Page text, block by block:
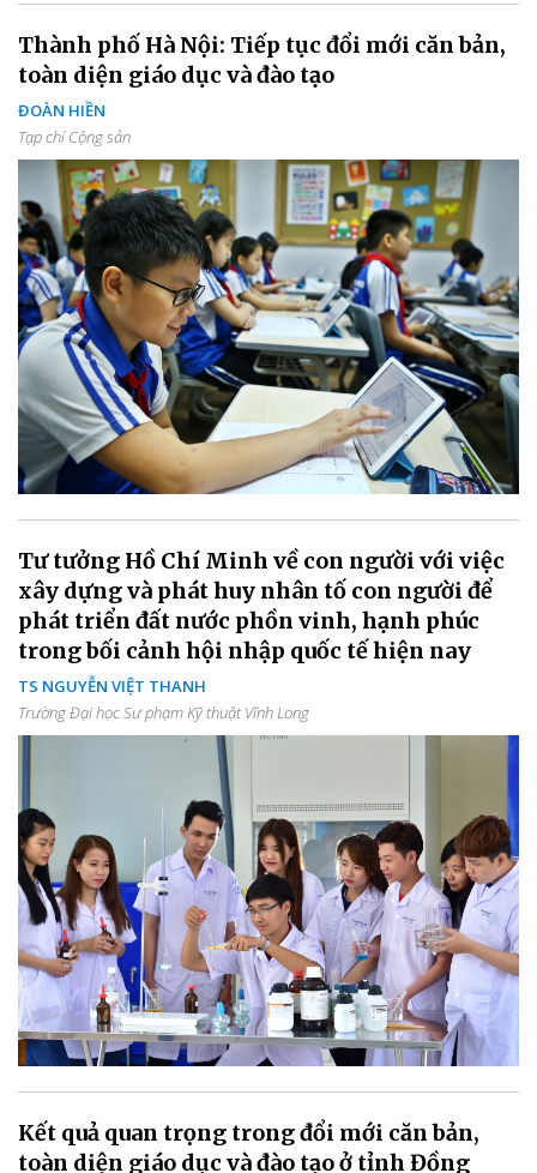
Thành phố Hà Nội: Tiếp tục đổi mới căn bản,
toàn diện giáo dục và đào tạo
ĐOÀN HIỀN
Tạp chí Cộng sản
Tư tưởng Hồ Chí Minh về con người với việc
xây dựng và phát huy nhân tố con người để
phát triển đất nước phồn vinh, hạnh phúc
trong bối cảnh hội nhập quốc tế hiện nay
TS NGUYỄN VIỆT THANH
Trường Đại học Sư phạm Kỹ thuật Vĩnh Long
Kết quả quan trọng trong đổi mới căn bản,
toàn diện giáo dục và đào tạo ở tỉnh Đồng